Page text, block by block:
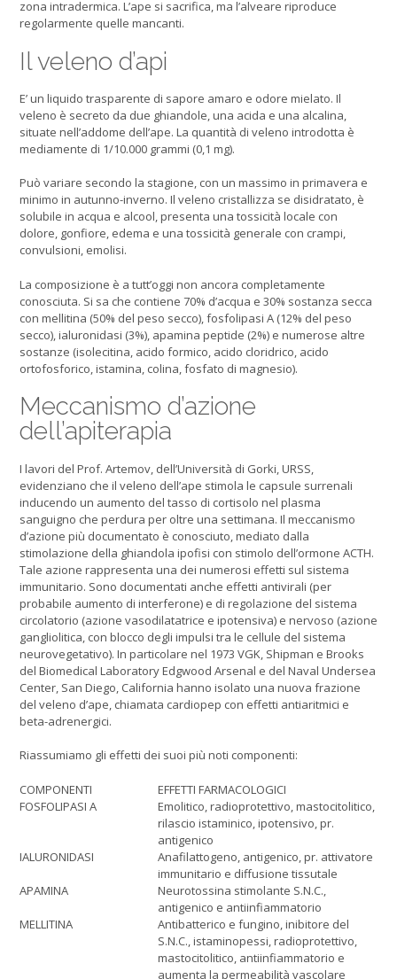
zona intradermica. L’ape si sacrifica, ma l’alveare riproduce
regolarmente quelle mancanti.
Il veleno d’api
E’ un liquido trasparente di sapore amaro e odore mielato. Il
veleno è secreto da due ghiandole, una acida e una alcalina,
situate nell’addome dell’ape. La quantità di veleno introdotta è
mediamente di 1/10.000 grammi (0,1 mg).
Può variare secondo la stagione, con un massimo in primavera e
minimo in autunno-inverno. Il veleno cristallizza se disidratato, è
solubile in acqua e alcool, presenta una tossicità locale con
dolore, gonfiore, edema e una tossicità generale con crampi,
convulsioni, emolisi.
La composizione è a tutt’oggi non ancora completamente
conosciuta. Si sa che contiene 70% d’acqua e 30% sostanza secca
con mellitina (50% del peso secco), fosfolipasi A (12% del peso
secco), ialuronidasi (3%), apamina peptide (2%) e numerose altre
sostanze (isolecitina, acido formico, acido cloridrico, acido
ortofosforico, istamina, colina, fosfato di magnesio).
Meccanismo d’azione
dell’apiterapia
I lavori del Prof. Artemov, dell’Università di Gorki, URSS,
evidenziano che il veleno dell’ape stimola le capsule surrenali
inducendo un aumento del tasso di cortisolo nel plasma
sanguigno che perdura per oltre una settimana. Il meccanismo
d’azione più documentato è conosciuto, mediato dalla
stimolazione della ghiandola ipofisi con stimolo dell’ormone ACTH.
Tale azione rappresenta una dei numerosi effetti sul sistema
immunitario. Sono documentati anche effetti antivirali (per
probabile aumento di interferone) e di regolazione del sistema
circolatorio (azione vasodilatatrice e ipotensiva) e nervoso (azione
gangliolitica, con blocco degli impulsi tra le cellule del sistema
neurovegetativo). In particolare nel 1973 VGK, Shipman e Brooks
del Biomedical Laboratory Edgwood Arsenal e del Naval Undersea
Center, San Diego, California hanno isolato una nuova frazione
del veleno d’ape, chiamata cardiopep con effetti antiaritmici e
beta-adrenergici.
Riassumiamo gli effetti dei suoi più noti componenti:
COMPONENTI
EFFETTI FARMACOLOGICI
FOSFOLIPASI A
Emolitico, radioprotettivo, mastocitolitico,
rilascio istaminico, ipotensivo, pr.
antigenico
IALURONIDASI
Anafilattogeno, antigenico, pr. attivatore
immunitario e diffusione tissutale
APAMINA
Neurotossina stimolante S.N.C.,
antigenico e antiinfiammatorio
MELLITINA
Antibatterico e fungino, inibitore del
S.N.C., istaminopessi, radioprotettivo,
mastocitolitico, antiinfiammatorio e
aumenta la permeabilità vascolare